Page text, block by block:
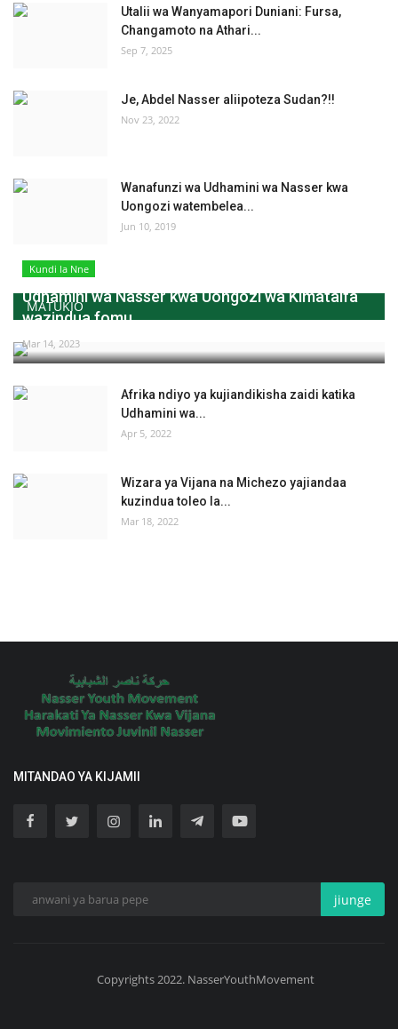
Utalii wa Wanyamapori Duniani: Fursa,
Changamoto na Athari...
Sep 7, 2025
Je, Abdel Nasser aliipoteza Sudan?!!
Nov 23, 2022
Wanafunzi wa Udhamini wa Nasser kwa
Uongozi watembelea...
Jun 10, 2019
MATUKIO
Kundi la Nne
Udhamini wa Nasser kwa Uongozi wa Kimataifa
wazindua fomu...
Mar 14, 2023
Afrika ndiyo ya kujiandikisha zaidi katika
Udhamini wa...
Apr 5, 2022
Wizara ya Vijana na Michezo yajiandaa
kuzindua toleo la...
Mar 18, 2022
MITANDAO YA KIJAMII
jiunge
Copyrights 2022. NasserYouthMovement